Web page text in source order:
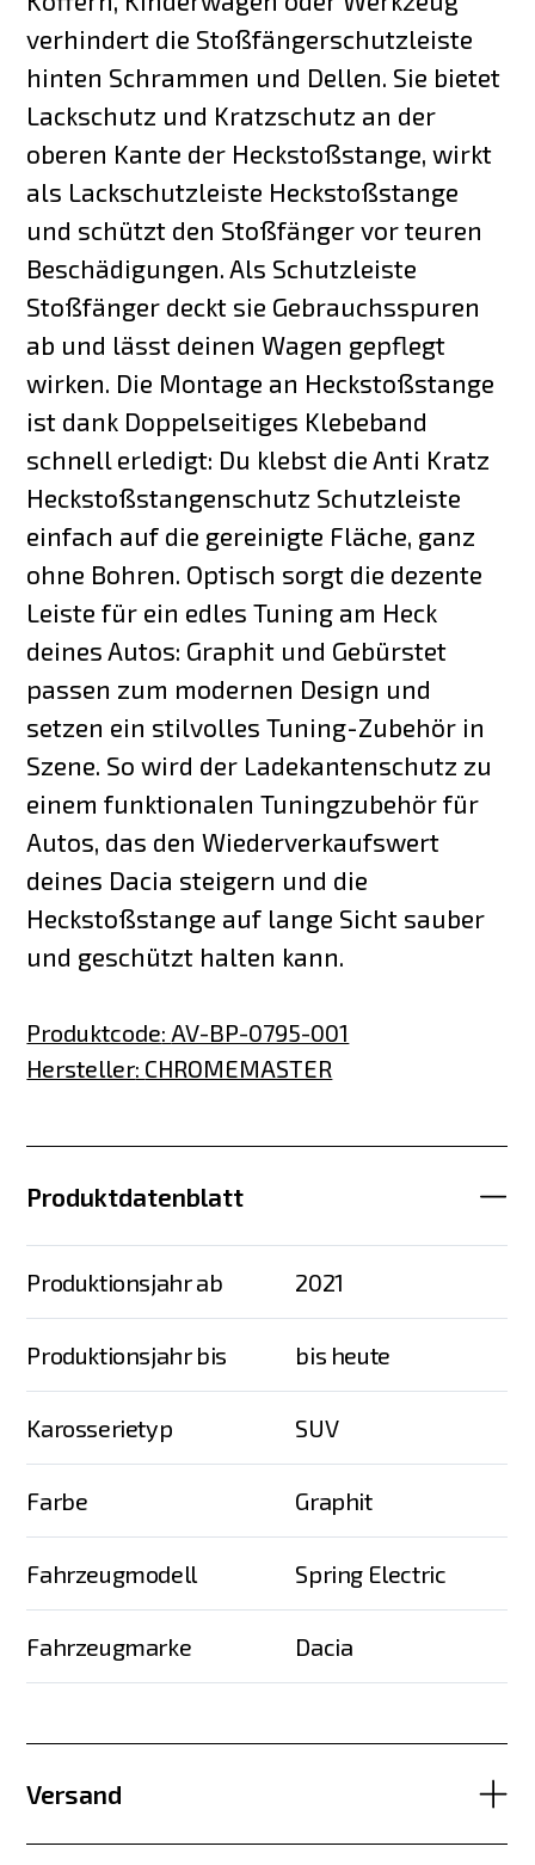
verhindert die Stoßfängerschutzleiste
hinten Schrammen und Dellen. Sie bietet
Lackschutz und Kratzschutz an der
oberen Kante der Heckstoßstange, wirkt
als Lackschutzleiste Heckstoßstange
und schützt den Stoßfänger vor teuren
Beschädigungen. Als Schutzleiste
Stoßfänger deckt sie Gebrauchsspuren
ab und lässt deinen Wagen gepflegt
wirken. Die Montage an Heckstoßstange
ist dank Doppelseitiges Klebeband
schnell erledigt: Du klebst die Anti Kratz
Heckstoßstangenschutz Schutzleiste
einfach auf die gereinigte Fläche, ganz
ohne Bohren. Optisch sorgt die dezente
Leiste für ein edles Tuning am Heck
deines Autos: Graphit und Gebürstet
passen zum modernen Design und
setzen ein stilvolles Tuning-Zubehör in
Szene. So wird der Ladekantenschutz zu
einem funktionalen Tuningzubehör für
Autos, das den Wiederverkaufswert
deines Dacia steigern und die
Heckstoßstange auf lange Sicht sauber
und geschützt halten kann.
Produktcode: AV-BP-0795-001
Hersteller: CHROMEMASTER
Produktdatenblatt
Produktionsjahr ab 2021
Produktionsjahr bis bis heute
Karosserietyp SUV
Farbe Graphit
Fahrzeugmodell Spring Electric
Fahrzeugmarke Dacia
Versand